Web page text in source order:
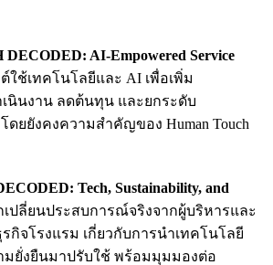
AI-Empowered Service
ใช้เทคโนโลยีและ AI เพื่อเพิ่ม
นินงาน ลดต้นทุน และยกระดับ
ยยังคงความสำคัญของ Human Touch
Tech, Sustainability, and
เปลี่ยนประสบการณ์จริงจากผู้บริหารและ
กิจโรงแรม เกี่ยวกับการนำเทคโนโลยี
ยั่งยืนมาปรับใช้ พร้อมมุมมองต่อ